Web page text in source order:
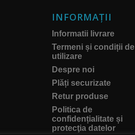
INFORMAŢII
Informatii livrare
Termeni și condiții de
utilizare
Despre noi
Plăți securizate
Retur produse
Politica de
confidențialitate și
protecţia datelor